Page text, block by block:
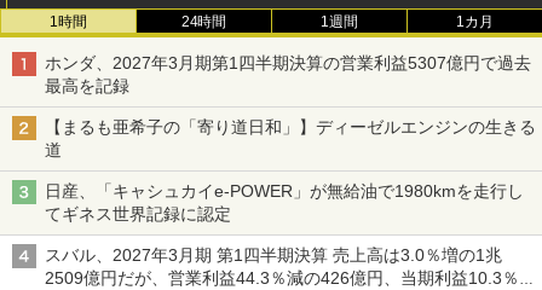
1時間 24時間 1週間 1カ月
ホンダ、2027年3月期第1四半期決算の営業利益5307億円で過去
最高を記録
【まるも亜希子の「寄り道日和」】ディーゼルエンジンの生きる
道
日産、「キャシュカイe-POWER」が無給油で1980kmを走行し
てギネス世界記録に認定
スバル、2027年3月期 第1四半期決算 売上高は3.0％増の1兆
2509億円だが、営業利益44.3％減の426億円、当期利益10.3％減